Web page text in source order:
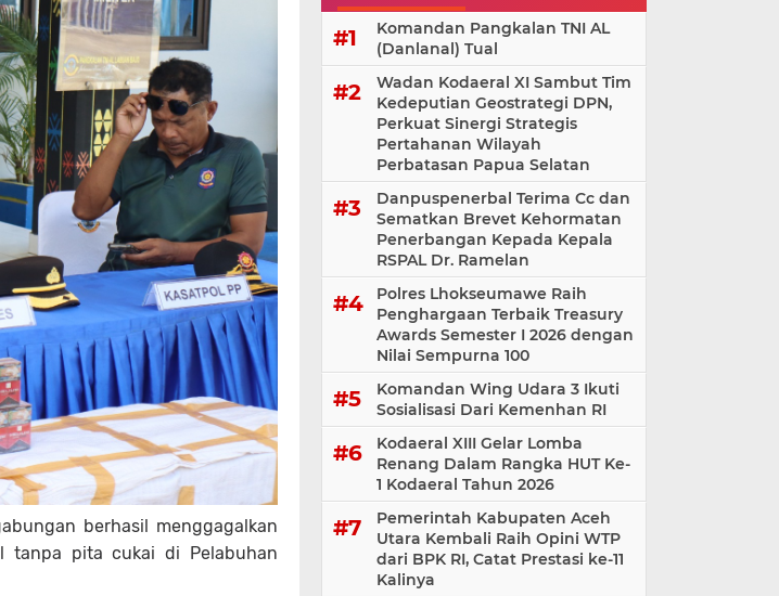
berhasil menggagalkan
tanpa pita cukai di Pelabuhan
Komandan Pangkalan TNI AL
(Danlanal) Tual
Wadan Kodaeral XI Sambut Tim
Kedeputian Geostrategi DPN,
Perkuat Sinergi Strategis
Pertahanan Wilayah
Perbatasan Papua Selatan
Danpuspenerbal Terima Cc dan
Sematkan Brevet Kehormatan
Penerbangan Kepada Kepala
RSPAL Dr. Ramelan
Polres Lhokseumawe Raih
Penghargaan Terbaik Treasury
Awards Semester I 2026 dengan
Nilai Sempurna 100
Komandan Wing Udara 3 Ikuti
Sosialisasi ‎Dari Kemenhan RI
Kodaeral XIII Gelar Lomba
Renang Dalam Rangka HUT Ke-
1 Kodaeral Tahun 2026
Pemerintah Kabupaten Aceh
Utara Kembali Raih Opini WTP
dari BPK RI, Catat Prestasi ke-11
Kalinya